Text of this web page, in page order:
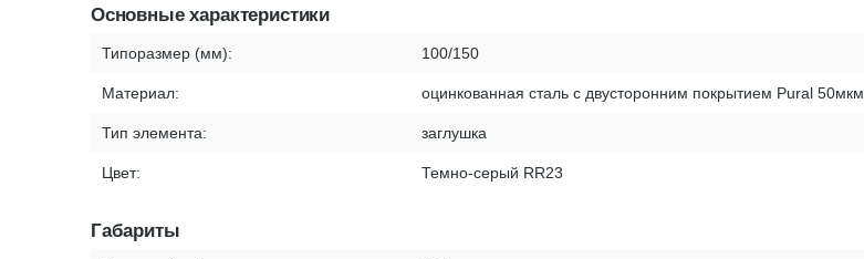
Основные характеристики
Типоразмер (мм): 100/150
Материал: оцинкованная сталь с двусторонним покрытием Pural 50мкм
Тип элемента: заглушка
Цвет: Темно-серый RR23
Габариты